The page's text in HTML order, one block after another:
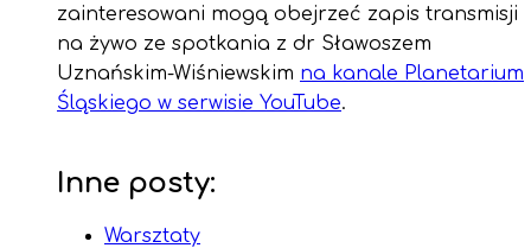
zainteresowani mogą obejrzeć zapis transmisji
na żywo ze spotkania z dr Sławoszem
Uznańskim-Wiśniewskim na kanale Planetarium
Śląskiego w serwisie YouTube.
Inne posty:
Warsztaty